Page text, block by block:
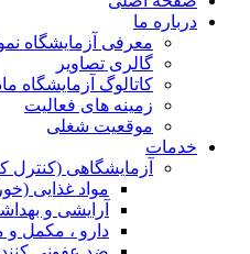
درباره ما
معرفی آزمایشگاه
گالری تصاویر
کاتالوگ آزمایشگاه
زمینه های فعالیت
موقعیت شغلی
خدمات
آزمایشگاهی (کنترل
مواد غذایی
آرایشی و
دارو ، مکمل و